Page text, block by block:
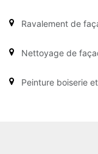
Ravalement de
Nettoyage de
Peinture boiserie